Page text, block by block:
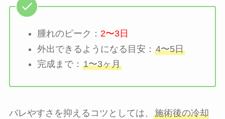
腫れのピーク： 2〜3日
外出できるようになる目安： 4〜5日
完成まで： 1〜3ヶ月
バレやすさを抑えるコツとしては、 施術後の冷却